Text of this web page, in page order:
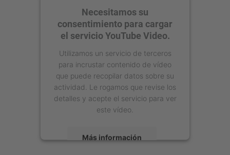
Necesitamos su
consentimiento para cargar
el servicio YouTube Video.
Utilizamos un servicio de terceros
para incrustar contenido de vídeo
que puede recopilar datos sobre su
actividad. Le rogamos que revise los
detalles y acepte el servicio para ver
este vídeo.
Más información